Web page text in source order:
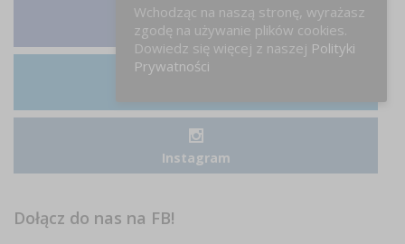
Facebook
Instagram
Dołącz do nas na FB!
Wchodząc na naszą stronę, wyrażasz
zgodę na używanie plików cookies.
Dowiedz się więcej z naszej Polityki
Prywatności